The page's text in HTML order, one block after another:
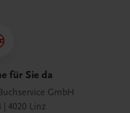
für Sie da
GmbH
| 4020 Linz